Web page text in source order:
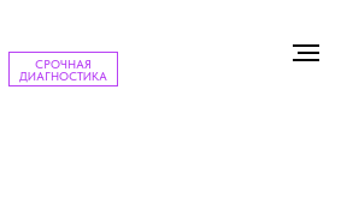
СРОЧНАЯ
ДИАГНОСТИКА